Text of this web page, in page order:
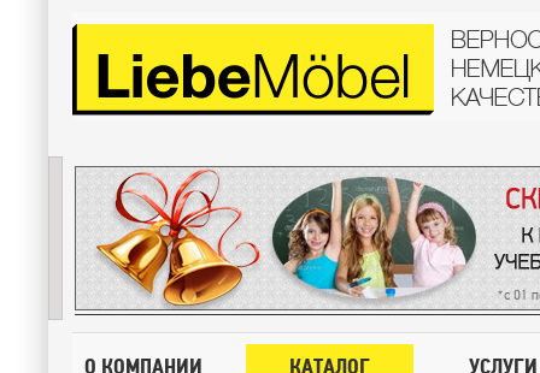
О КОМПАНИИ КАТАЛОГ УСЛУГИ